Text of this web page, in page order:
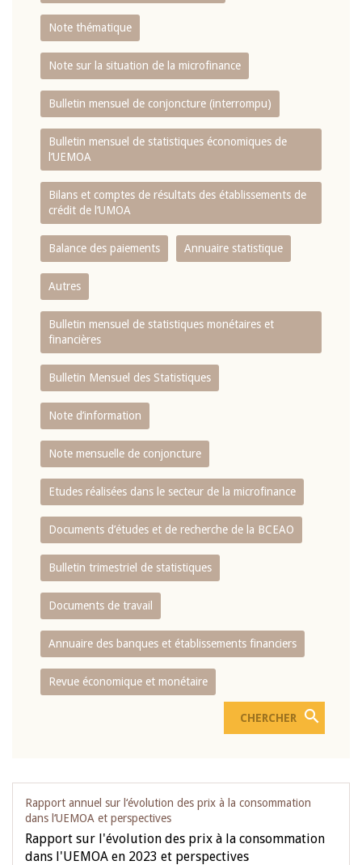
Note thématique
Note sur la situation de la microfinance
Bulletin mensuel de conjoncture (interrompu)
Bulletin mensuel de statistiques économiques de
l‘UEMOA
Bilans et comptes de résultats des établissements de
crédit de l‘UMOA
Balance des paiements Annuaire statistique
Autres
Bulletin mensuel de statistiques monétaires et
financières
Bulletin Mensuel des Statistiques
Note d’information
Note mensuelle de conjoncture
Etudes réalisées dans le secteur de la microfinance
Documents d’études et de recherche de la BCEAO
Bulletin trimestriel de statistiques
Documents de travail
Annuaire des banques et établissements financiers
Revue économique et monétaire
Rapport annuel sur l‘évolution des prix à la consommation
dans l‘UEMOA et perspectives
Rapport sur l'évolution des prix à la consommation
dans l'UEMOA en 2023 et perspectives